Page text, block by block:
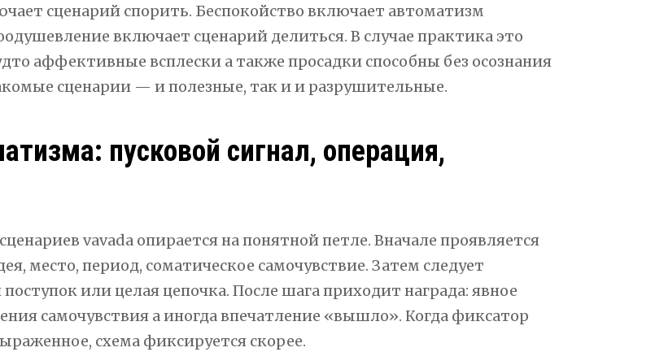
сценарий спорить. Беспокойство включает автоматизм
включает сценарий делиться. В случае практика это
аффективные всплески а также просадки способны без осознания
сценарии — и полезные, так и и разрушительные.
пусковой сигнал, операция,
vavada опирается на понятной петле. Вначале проявляется
место, период, соматическое самочувствие. Затем следует
или целая цепочка. После шага приходит награда: явное
самочувствия а иногда впечатление «вышло». Когда фиксатор
схема фиксируется скорее.